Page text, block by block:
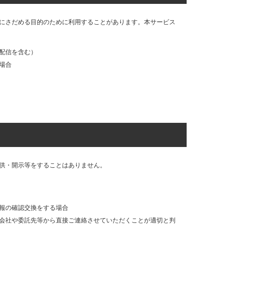
だめる目的のために利用することがあります。本サービス
信を含む）
合
開示等をすることはありません。
の確認交換をする場合
社や委託先等から直接ご連絡させていただくことが適切と判